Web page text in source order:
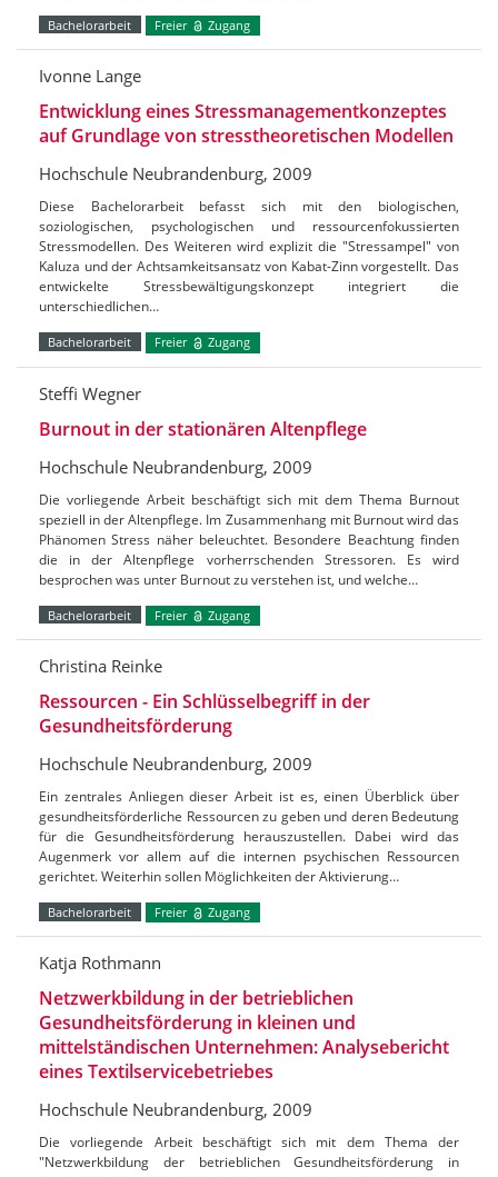
Bachelorarbeit Freier Zugang
Ivonne Lange
Entwicklung eines Stressmanagementkonzeptes
auf Grundlage von stresstheoretischen Modellen
Hochschule Neubrandenburg, 2009
Diese Bachelorarbeit befasst sich mit den biologischen,
soziologischen, psychologischen und ressourcenfokussierten
Stressmodellen. Des Weiteren wird explizit die "Stressampel" von
Kaluza und der Achtsamkeitsansatz von Kabat-Zinn vorgestellt. Das
entwickelte Stressbewältigungskonzept integriert die
unterschiedlichen…
Bachelorarbeit Freier Zugang
Steffi Wegner
Burnout in der stationären Altenpflege
Hochschule Neubrandenburg, 2009
Die vorliegende Arbeit beschäftigt sich mit dem Thema Burnout
speziell in der Altenpflege. Im Zusammenhang mit Burnout wird das
Phänomen Stress näher beleuchtet. Besondere Beachtung finden
die in der Altenpflege vorherrschenden Stressoren. Es wird
besprochen was unter Burnout zu verstehen ist, und welche…
Bachelorarbeit Freier Zugang
Christina Reinke
Ressourcen - Ein Schlüsselbegriff in der
Gesundheitsförderung
Hochschule Neubrandenburg, 2009
Ein zentrales Anliegen dieser Arbeit ist es, einen Überblick über
gesundheitsförderliche Ressourcen zu geben und deren Bedeutung
für die Gesundheitsförderung herauszustellen. Dabei wird das
Augenmerk vor allem auf die internen psychischen Ressourcen
gerichtet. Weiterhin sollen Möglichkeiten der Aktivierung…
Bachelorarbeit Freier Zugang
Katja Rothmann
Netzwerkbildung in der betrieblichen
Gesundheitsförderung in kleinen und
mittelständischen Unternehmen: Analysebericht
eines Textilservicebetriebes
Hochschule Neubrandenburg, 2009
Die vorliegende Arbeit beschäftigt sich mit dem Thema der
"Netzwerkbildung der betrieblichen Gesundheitsförderung in